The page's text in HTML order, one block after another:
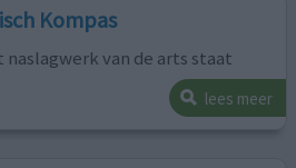
Kompas
van de arts staat
lees meer